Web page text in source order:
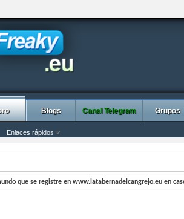
Enlaces rápidos
Blogs Canal Telegram Grupos
que se registre en www.latabernadelcangrejo.eu en